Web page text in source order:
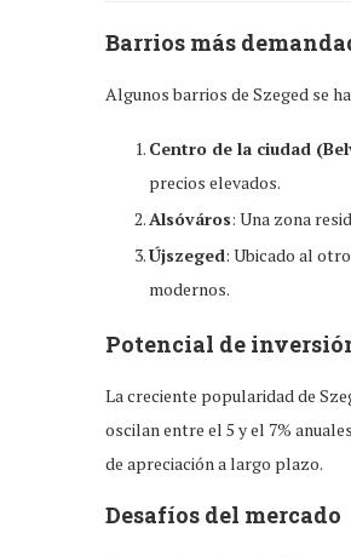
Barrios más
Algunos barrios de Szeged se
Centro de la ciudad
precios elevados.
Alsóváros: Una zona
Újszeged: Ubicado al
modernos.
Potencial de
La creciente popularidad de
oscilan entre el 5 y el 7%
de apreciación a largo plazo.
Desafíos del mercado